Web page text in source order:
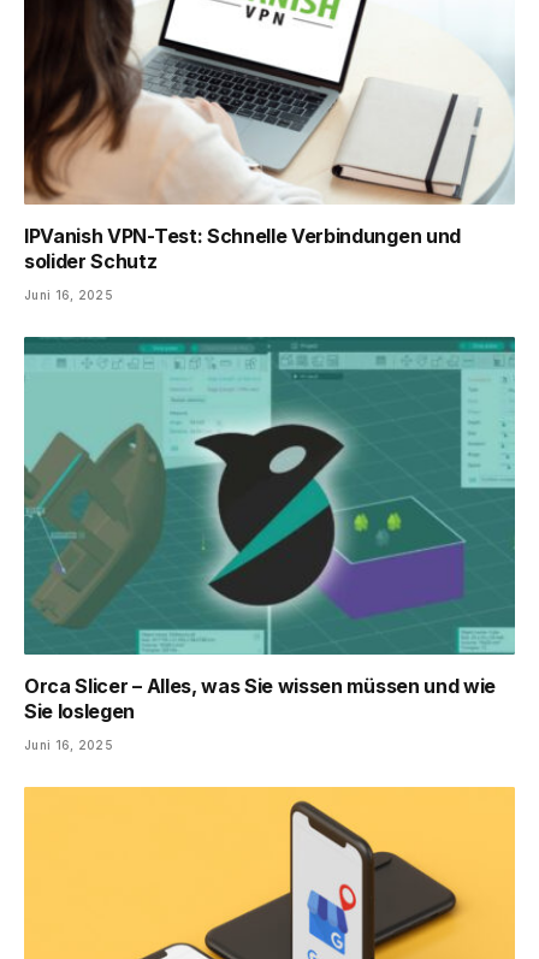
IPVanish VPN-Test: Schnelle Verbindungen und
solider Schutz
Juni 16, 2025
Orca Slicer – Alles, was Sie wissen müssen und wie
Sie loslegen
Juni 16, 2025